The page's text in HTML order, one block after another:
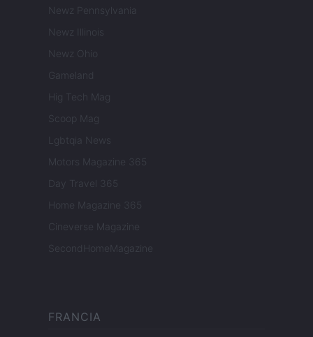
Newz Pennsylvania
Newz Illinois
Newz Ohio
Gameland
Hig Tech Mag
Scoop Mag
Lgbtqia News
Motors Magazine 365
Day Travel 365
Home Magazine 365
Cineverse Magazine
SecondHomeMagazine
FRANCIA